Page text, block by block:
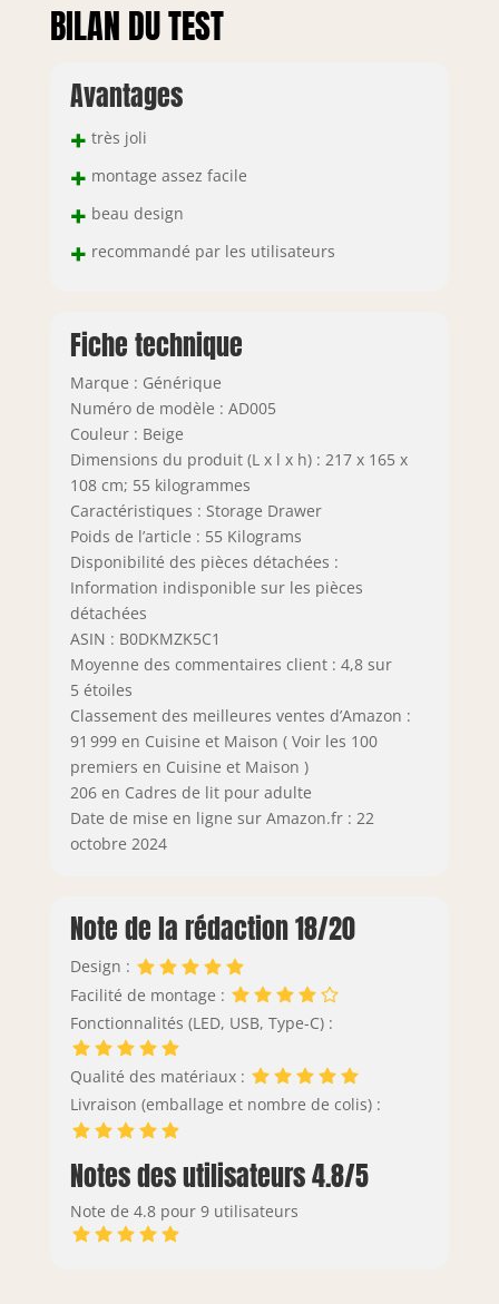
BILAN DU TEST
Avantages
+ très joli
+ montage assez facile
+ beau design
+ recommandé par les utilisateurs
Fiche technique
Marque : Générique
Numéro de modèle : AD005
Couleur : Beige
Dimensions du produit (L x l x h) : 217 x 165 x
108 cm; 55 kilogrammes
Caractéristiques : Storage Drawer
Poids de l’article : 55 Kilograms
Disponibilité des pièces détachées :
Information indisponible sur les pièces
détachées
ASIN : B0DKMZK5C1
Moyenne des commentaires client : 4,8 sur
5 étoiles
Classement des meilleures ventes d’Amazon :
91 999 en Cuisine et Maison ( Voir les 100
premiers en Cuisine et Maison )
206 en Cadres de lit pour adulte
Date de mise en ligne sur Amazon.fr : 22
octobre 2024
Note de la rédaction 18/20
Design :
Facilité de montage :
Fonctionnalités (LED, USB, Type-C) :
Qualité des matériaux :
Livraison (emballage et nombre de colis) :
Notes des utilisateurs 4.8/5
Note de 4.8 pour 9 utilisateurs